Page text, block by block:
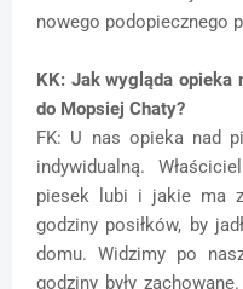
nowego podopiecznego
KK: Jak wygląda
do Mopsiej Chaty?
FK: U nas opieka nad
indywidualną.
piesek lubi i jakie ma
godziny posiłków, by
domu. Widzimy po
godziny były